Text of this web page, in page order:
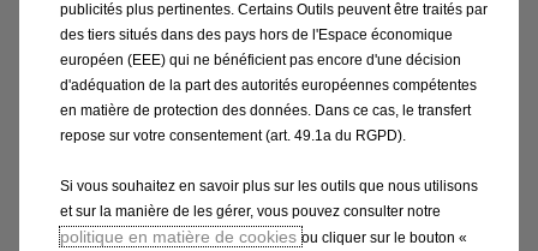
Code 9842759480
KIT OUTILLAGE - FORMAT
SACOCHE
publicités plus pertinentes. Certains Outils peuvent être traités par
des tiers situés dans des pays hors de l'Espace économique
européen (EEE) qui ne bénéficient pas encore d'une décision
d'adéquation de la part des autorités européennes compétentes
en matière de protection des données. Dans ce cas, le transfert
repose sur votre consentement (art. 49.1a du RGPD).
Si vous souhaitez en savoir plus sur les outils que nous utilisons
et sur la manière de les gérer, vous pouvez consulter notre
politique en matière de cookies ou cliquer sur le bouton «